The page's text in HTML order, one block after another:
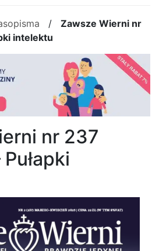
/ Zawsze Wierni nr
intelektu
nr 237